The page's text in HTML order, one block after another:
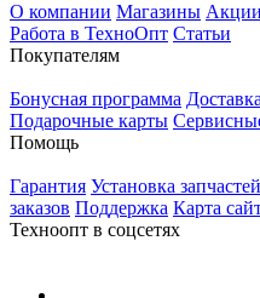
О компании Магазины Акции
Работа в ТехноОпт Статьи
Покупателям
Бонусная программа
Подарочные карты
Помощь
Гарантия Установка запчастей
заказов Поддержка Карта
Техноопт в соцсетях